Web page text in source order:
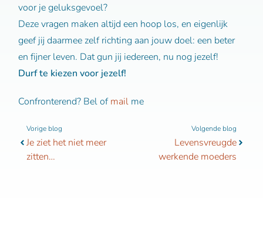
voor je geluksgevoel?
Deze vragen maken altijd een hoop los, en eigenlijk
geef jij daarmee zelf richting aan jouw doel: een beter
en fijner leven. Dat gun jij iedereen, nu nog jezelf!
Durf te kiezen voor jezelf!
Confronterend? Bel ofmail me
Vorige
Vorige blog
Je ziet het niet meer
zitten…
Volgende blog
Levensvreugde
werkende moeders